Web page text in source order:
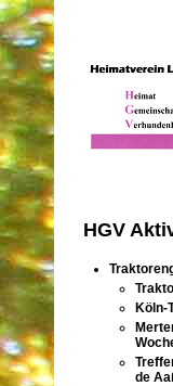
HGV
Köln-
de